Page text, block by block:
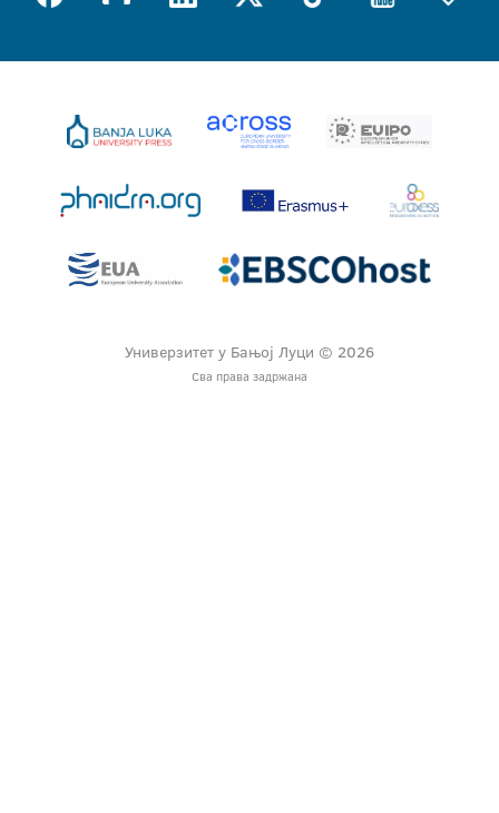
Универзитет у Бањој Луци © 2026
Сва права задржана